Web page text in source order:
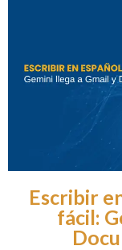
Escribir
fácil: